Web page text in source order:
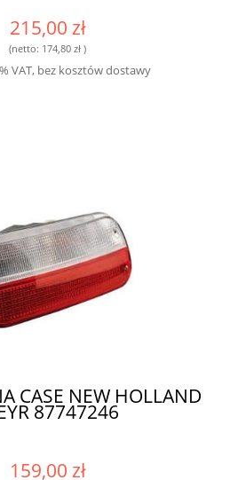
215,00 zł
(netto: 174,80 zł)
VAT, bez kosztów dostawy
CASE NEW HOLLAND
87747246
159,00 zł